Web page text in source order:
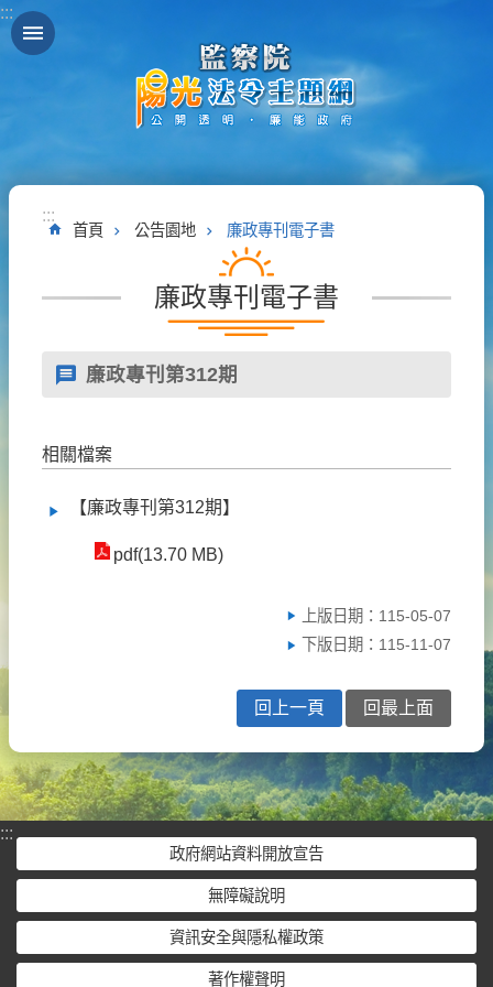
跳到主要內容區塊
:::
:::
首頁 公告園地 廉政專刊電子書
廉政專刊電子書
廉政專刊第312期
相關檔案
【廉政專刊第312期】
pdf(13.70 MB)
上版日期：115-05-07
下版日期：115-11-07
回上一頁 回最上面
:::
政府網站資料開放宣告
無障礙說明
資訊安全與隱私權政策
著作權聲明